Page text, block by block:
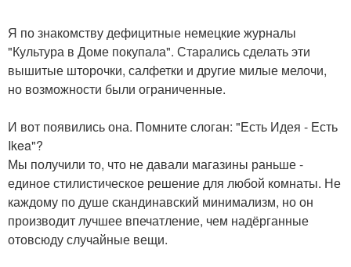
Я по знакомству дефицитные немецкие журналы
"Культура в Доме покупала". Старались сделать эти
вышитые шторочки, салфетки и другие милые мелочи,
но возможности были ограниченные.
И вот появились она. Помните слоган: "Есть Идея - Есть
Ikea"?
Мы получили то, что не давали магазины раньше -
единое стилистическое решение для любой комнаты. Не
каждому по душе скандинавский минимализм, но он
производит лучшее впечатление, чем надёрганные
отовсюду случайные вещи.